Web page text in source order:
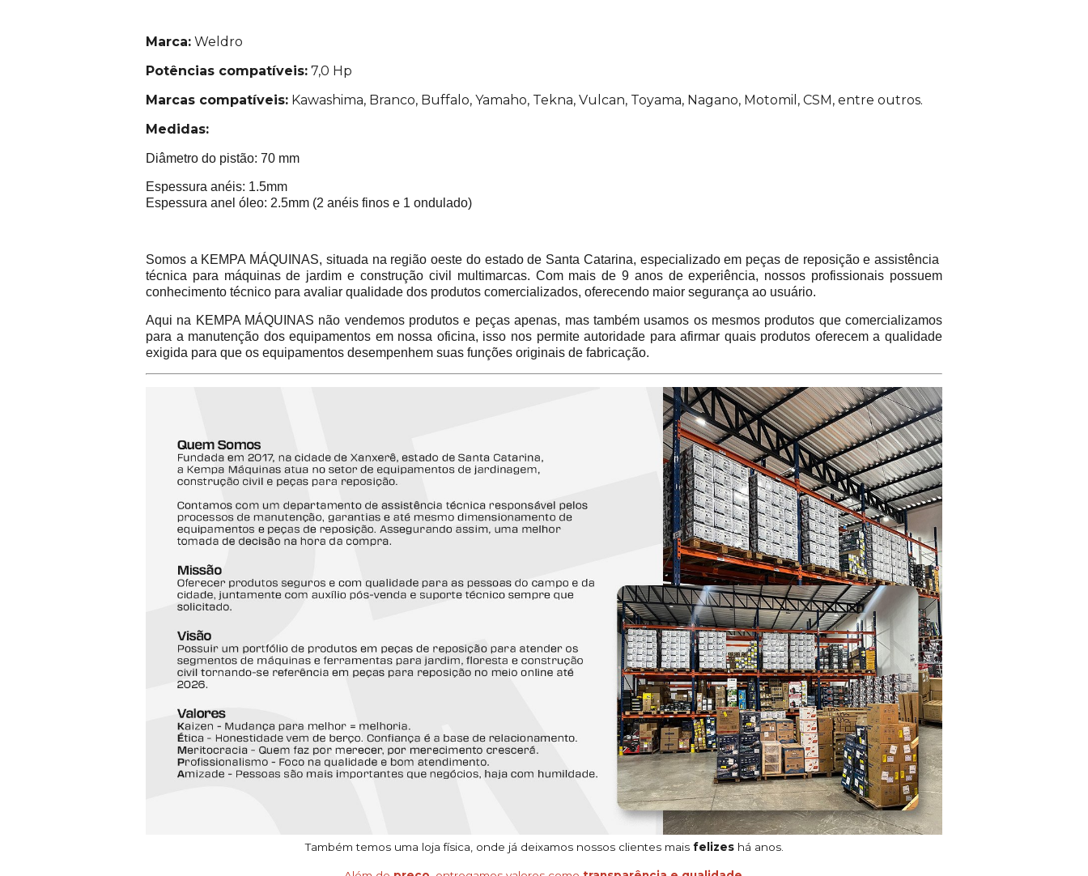
Marca: Weldro
Potências compatíveis: 7,0 Hp
Marcas compatíveis: Kawashima, Branco, Buffalo, Yamaho, Tekna, Vulcan, Toyama, Nagano, Motomil, CSM, entre outros.
Medidas:
Diâmetro do pistão: 70 mm
Espessura anéis: 1.5mm
Espessura anel óleo: 2.5mm (2 anéis finos e 1 ondulado)
Somos a KEMPA MÁQUINAS, situada na região oeste do estado de Santa Catarina, especializado em peças de reposição e assistência
técnica para máquinas de jardim e construção civil multimarcas. Com mais de 9 anos de experiência, nossos profissionais possuem
conhecimento técnico para avaliar qualidade dos produtos comercializados, oferecendo maior segurança ao usuário.
Aqui na KEMPA MÁQUINAS não vendemos produtos e peças apenas, mas também usamos os mesmos produtos que comercializamos
para a manutenção dos equipamentos em nossa oficina, isso nos permite autoridade para afirmar quais produtos oferecem a qualidade
exigida para que os equipamentos desempenhem suas funções originais de fabricação.
Também temos uma loja física, onde já deixamos nossos clientes mais felizeshá anos.